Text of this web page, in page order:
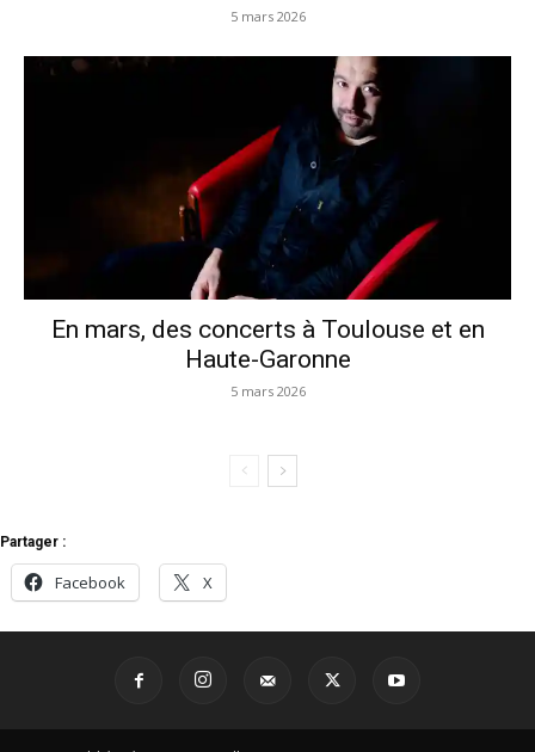
5 mars 2026
En mars, des concerts à Toulouse et en
Haute-Garonne
5 mars 2026
Partager :
Facebook X